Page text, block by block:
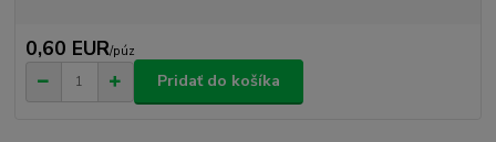
0,60 EUR/púz
Pridať do košíka